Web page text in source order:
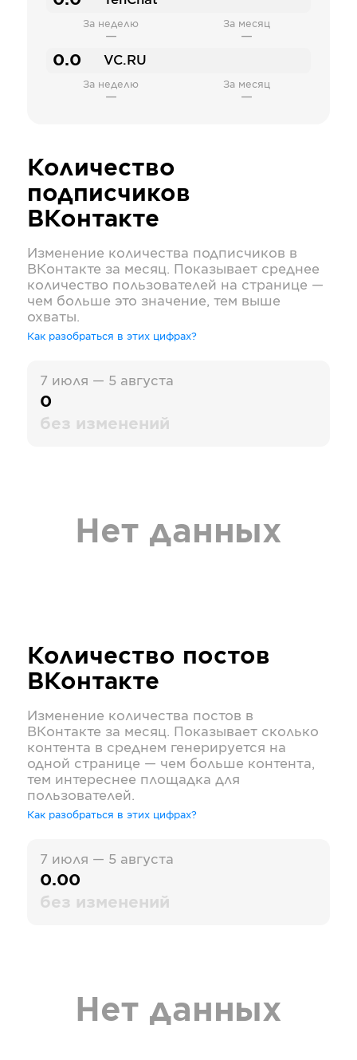
За неделю
—
За месяц
—
0.0 VC.RU
За неделю
—
За месяц
—
Количество
подписчиков
ВКонтакте
Изменение количества подписчиков в
ВКонтакте за месяц. Показывает среднее
количество пользователей на странице —
чем больше это значение, тем выше
охваты.
Как разобраться в этих цифрах?
7 июля — 5 августа
0
без изменений
Нет данных
Количество постов
ВКонтакте
Изменение количества постов в
ВКонтакте за месяц. Показывает сколько
контента в среднем генерируется на
одной странице — чем больше контента,
тем интереснее площадка для
пользователей.
Как разобраться в этих цифрах?
7 июля — 5 августа
0.00
без изменений
Нет данных